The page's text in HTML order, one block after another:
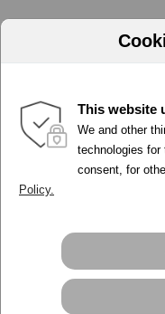
PORQUÉ ADA
HERRAMIENTAS
PRECIOS
RECURSOS
REGÍSTRATE GRATIS
This website
We and other
technologies for
consent, for
Policy.